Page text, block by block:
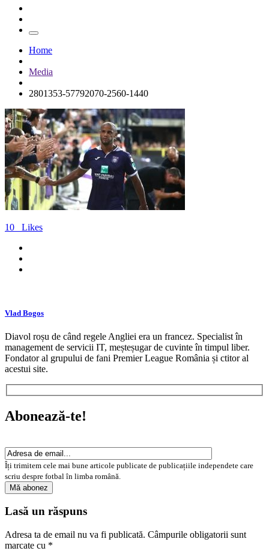
Home
Media
2801353-57792070-2560-1440
10 Likes
Vlad Bogos
Diavol roșu de când regele Angliei era un francez. Specialist în
management de servicii IT, meșteșugar de cuvinte în timpul liber.
Fondator al grupului de fani Premier League România și ctitor al
acestui site.
Abonează-te!
Îți trimitem cele mai bune articole publicate de publicațiile independete care
scriu despre fotbal în limba română.
Lasă un răspuns
Adresa ta de email nu va fi publicată. Câmpurile obligatorii sunt
marcate cu *